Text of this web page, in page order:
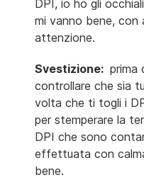
DPI, io ho gli
mi vanno bene, con
attenzione.
Svestizione: prima
controllare che sia
volta che ti togli i
per stemperare la
DPI che sono
effettuata con
bene.